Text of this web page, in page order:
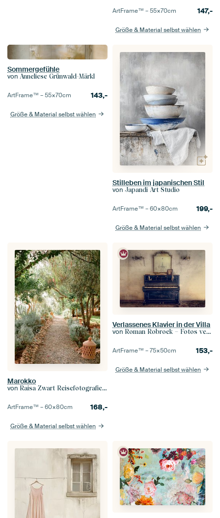
ArtFrame™ –55×70cm 147,-
Größe & Material selbst wählen
Sommergefühle
von Anneliese Grünwald-Märkl
ArtFrame™ –55×70cm 143,-
Größe & Material selbst wählen
Stilleben im japanischen Stil
von Japandi Art Studio
ArtFrame™ –60×80cm 199,-
Größe & Material selbst wählen
Marokko
von Raisa Zwart Reisefotografiedrucke
ArtFrame™ –60×80cm 168,-
Größe & Material selbst wählen
Verlassenes Klavier in der Villa
von Roman Robroek – Fotos verlassener Gebäude
ArtFrame™ –75×50cm 153,-
Größe & Material selbst wählen